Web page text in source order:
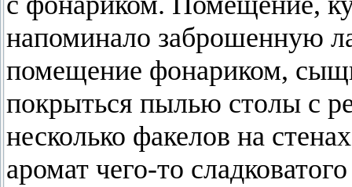
напоминало заброшенную
помещение фонариком,
покрыться пылью столы с
несколько факелов на
аромат чего-то